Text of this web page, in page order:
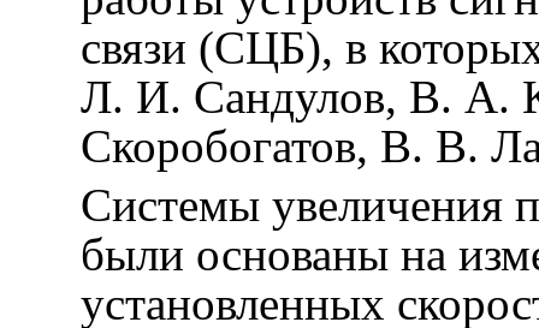
связи (СЦБ), в
Л. И. Сандулов, В. А.
Скоробогатов, В. В.
Системы увеличения
были основаны на
установленных